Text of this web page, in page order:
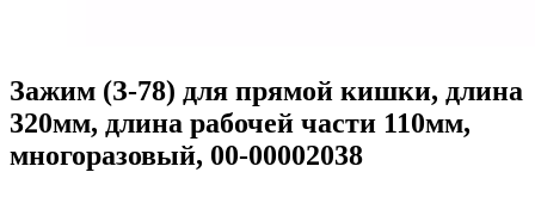
Зажим (З-78) для прямой кишки, длина
320мм, длина рабочей части 110мм,
многоразовый, 00-00002038